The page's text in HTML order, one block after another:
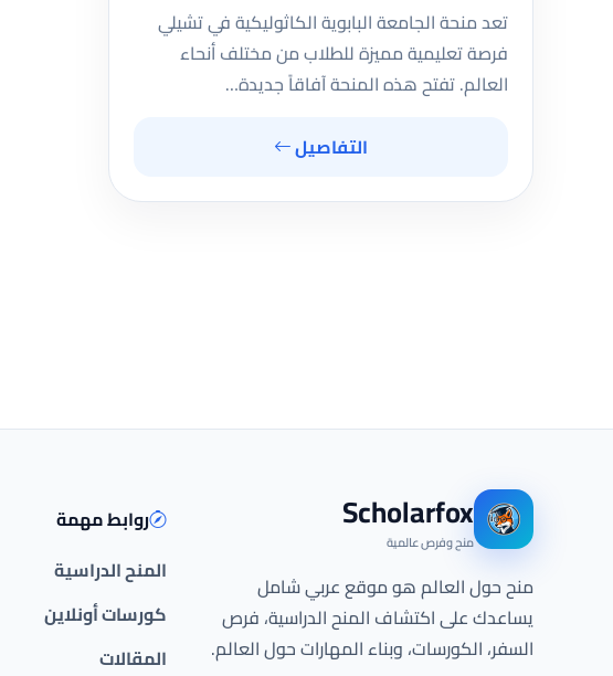
تعد منحة الجامعة البابوية الكاثوليكية في تشيلي
فرصة تعليمية مميزة للطلاب من مختلف أنحاء
العالم. تفتح هذه المنحة آفاقاً جديدة…
التفاصيل
Scholarfox
منح وفرص عالمية
منح حول العالم هو موقع عربي شامل
يساعدك على اكتشاف المنح الدراسية، فرص
السفر، الكورسات، وبناء المهارات حول العالم.
روابط مهمة
المنح الدراسية
كورسات أونلاين
المقالات